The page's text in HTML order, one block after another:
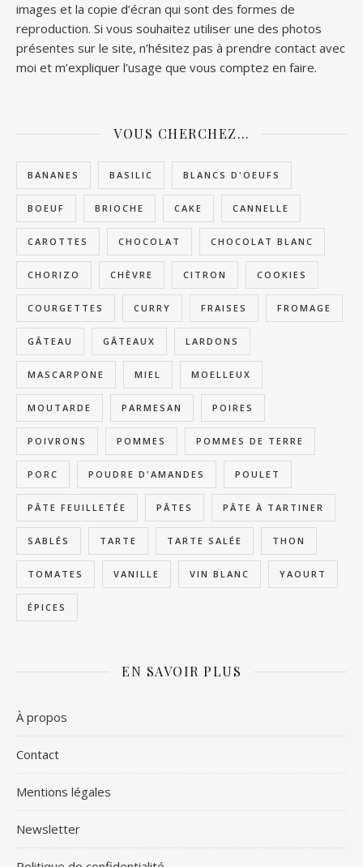
images et la copie d’écran qui sont des formes de
reproduction. Si vous souhaitez utiliser une des photos
présentes sur le site, n’hésitez pas à prendre contact avec
moi et m’expliquer l’usage que vous comptez en faire.
VOUS CHERCHEZ…
BANANES BASILIC BLANCS D'OEUFS
BOEUF BRIOCHE CAKE CANNELLE
CAROTTES CHOCOLAT CHOCOLAT BLANC
CHORIZO CHÈVRE CITRON COOKIES
COURGETTES CURRY FRAISES FROMAGE
GÂTEAU GÂTEAUX LARDONS
MASCARPONE MIEL MOELLEUX
MOUTARDE PARMESAN POIRES
POIVRONS POMMES POMMES DE TERRE
PORC POUDRE D'AMANDES POULET
PÂTE FEUILLETÉE PÂTES PÂTE À TARTINER
SABLÉS TARTE TARTE SALÉE THON
TOMATES VANILLE VIN BLANC YAOURT
ÉPICES
EN SAVOIR PLUS
À propos
Contact
Mentions légales
Newsletter